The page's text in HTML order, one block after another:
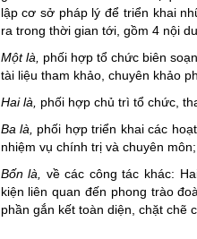
lập cơ sở pháp lý để triển khai
ra trong thời gian tới, gồm 4 nội
Một là,
phối hợp tổ chức biên
tài liệu tham khảo, chuyên khảo
Hai là,
phối hợp chủ trì tổ chức,
Ba là,
phối hợp triển khai các
nhiệm vụ chính trị và chuyên môn;
Bốn là,
về các công tác khác:
kiện liên quan đến phong trào
phần gắn kết toàn diện, chặt chẽ